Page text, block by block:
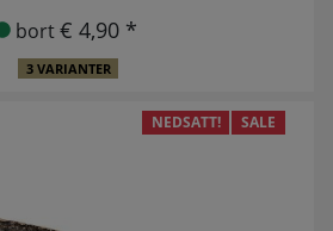
bort€ 4,90 *
3 VARIANTER
NEDSATT! SALE